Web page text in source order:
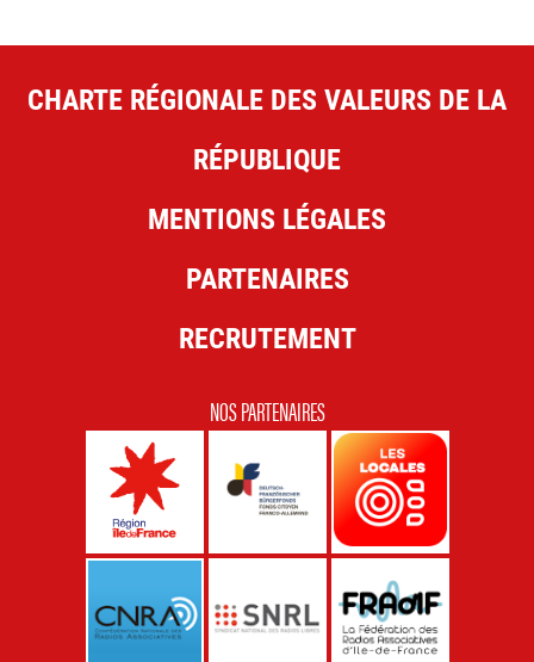
CHARTE RÉGIONALE DES VALEURS DE LA
RÉPUBLIQUE
MENTIONS LÉGALES
PARTENAIRES
RECRUTEMENT
NOS PARTENAIRES